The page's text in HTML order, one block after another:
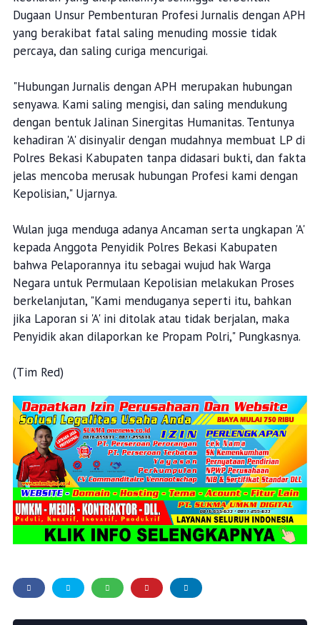
Dugaan Unsur Pembenturan Profesi Jurnalis dengan APH
yang berakibat fatal saling menuding mossie tidak
percaya, dan saling curiga mencurigai.
"Hubungan Jurnalis dengan APH merupakan hubungan
senyawa. Kami saling mengisi, dan saling mendukung
dengan bentuk Jalinan Sinergitas Humanitas. Tentunya
kehadiran 'A' disinyalir dengan mudahnya membuat LP di
Polres Bekasi Kabupaten tanpa didasari bukti, dan fakta
jelas mencoba merusak hubungan Profesi kami dengan
Kepolisian," Ujarnya.
Wulan juga menduga adanya Ancaman serta ungkapan 'A'
kepada Anggota Penyidik Polres Bekasi Kabupaten
bahwa Pelaporannya itu sebagai wujud hak Warga
Negara untuk Permulaan Kepolisian melakukan Proses
berkelanjutan, "Kami menduganya seperti itu, bahkan
jika Laporan si 'A' ini ditolak atau tidak berjalan, maka
Penyidik akan dilaporkan ke Propam Polri," Pungkasnya.
(Tim Red)